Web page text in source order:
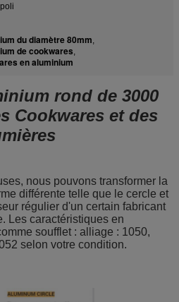
du diamètre 80mm,
de cookwares,
en aluminium
rond de 3000
Cookwares et des
nous pouvons transformer la
différente telle que le cercle et
régulier d'un certain fabricant
Les caractéristiques en
soufflet : alliage : 1050,
selon votre condition.